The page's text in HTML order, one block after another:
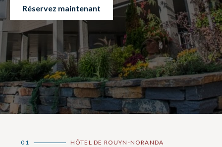
Réservez maintenant
01 HÔTEL DE ROUYN-NORANDA